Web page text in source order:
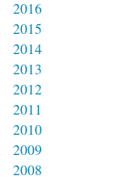
2016
2015
2014
2013
2012
2011
2010
2009
2008